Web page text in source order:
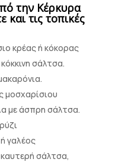
την Κέρκυρα
και τις τοπικές
κρέας ή κόκορας
σάλτσα.
μοσχαρίσιου
με άσπρη σάλτσα.
γαλέος
καυτερή σάλτσα,